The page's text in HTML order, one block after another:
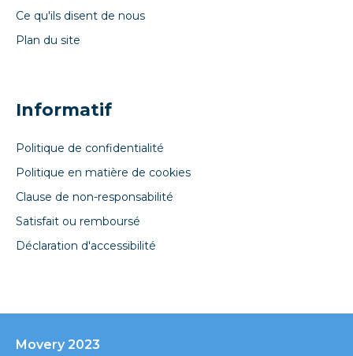
Ce qu'ils disent de nous
Plan du site
Informatif
Politique de confidentialité
Politique en matière de cookies
Clause de non-responsabilité
Satisfait ou remboursé
Déclaration d'accessibilité
Movery 2023